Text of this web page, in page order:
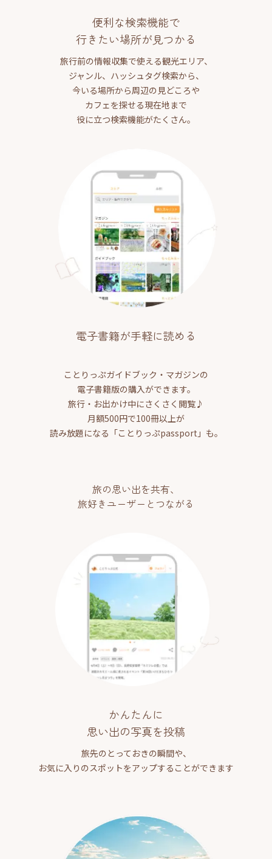
便利な検索機能で
行きたい場所が見つかる
旅行前の情報収集で使える観光エリア、
ジャンル、ハッシュタグ検索から、
今いる場所から周辺の見どころや
カフェを探せる現在地まで
役に立つ検索機能がたくさん。
電子書籍が手軽に読める
ことりっぷガイドブック・マガジンの
電子書籍版の購入ができます。
旅行・お出かけ中にさくさく閲覧♪
月額500円で100冊以上が
読み放題になる「ことりっぷpassport」も。
旅の思い出を共有、
旅好きユーザーとつながる
かんたんに
思い出の写真を投稿
旅先のとっておきの瞬間や、
お気に入りのスポットをアップすることができます